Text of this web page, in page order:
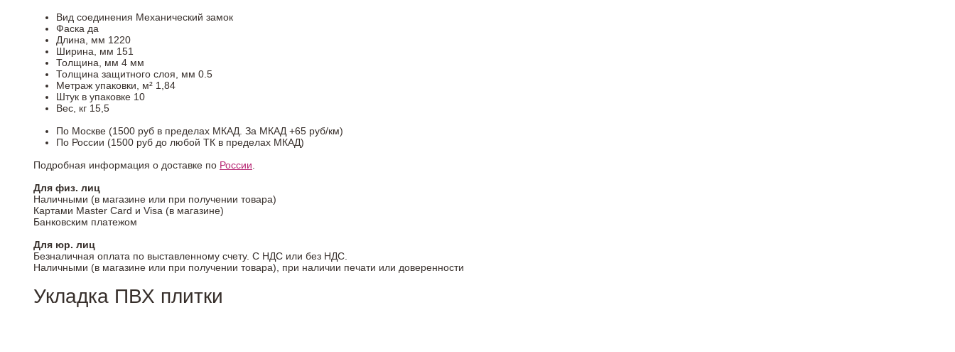
Вид соединения Механический замок
Фаска да
Длина, мм 1220
Ширина, мм 151
Толщина, мм 4 мм
Толщина защитного слоя, мм 0.5
Метраж упаковки, м² 1,84
Штук в упаковке 10
Вес, кг 15,5
По Москве (1500 руб в пределах МКАД. За МКАД +65 руб/км)
По России (1500 руб до любой ТК в пределах МКАД)
Подробная информация о доставке по России
Для физ. лиц
Наличными (в магазине или при получении товара)
Картами Master Card и Visa (в магазине)
Банковским платежом
Для юр. лиц
Безналичная оплата по выставленному счету. С НДС или без НДС.
Наличными (в магазине или при получении товара), при наличии печати или доверенности
Укладка ПВХ плитки